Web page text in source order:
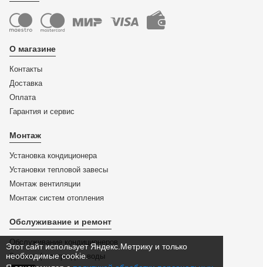
Этот сайт использует Яндекс.Метрику и только
необходимые cookie.
О магазине
Контакты
Доставка
Оплата
Гарантия и сервис
Монтаж
Установка кондиционера
Установки тепловой завесы
Монтаж вентиляции
Монтаж систем отопления
Обслуживание и ремонт
Обслуживание кондиционеров
Замена фильтра для воды